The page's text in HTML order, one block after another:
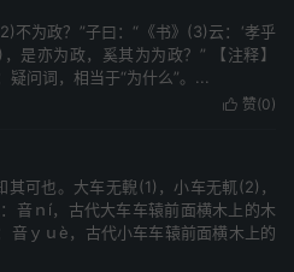
不为政？”子曰：“《书》(3)云：‘孝乎
是亦为政，奚其为为政？” 【注释】
问词，相当于“为什么”。...
 赞(0)
其可也。大车无輗(1)，小车无軏(2)，
音ｎí，古代大车车辕前面横木上的木
ｙｕè，古代小车车辕前面横木上的